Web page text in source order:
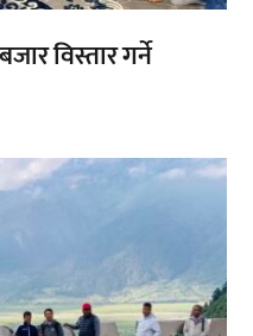
विस्तार गर्ने